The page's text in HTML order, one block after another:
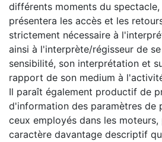
différents moments du
présentera les accès et les
strictement nécessaire à
ainsi à l'interprète/régisseur de
sensibilité, son interprétation et
rapport de son medium à
Il paraît également productif de
d'information des paramètres de
ceux employés dans les
caractère davantage descriptif